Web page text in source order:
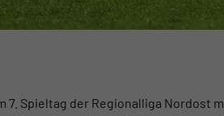
7. Spieltag der Regionalliga Nordost